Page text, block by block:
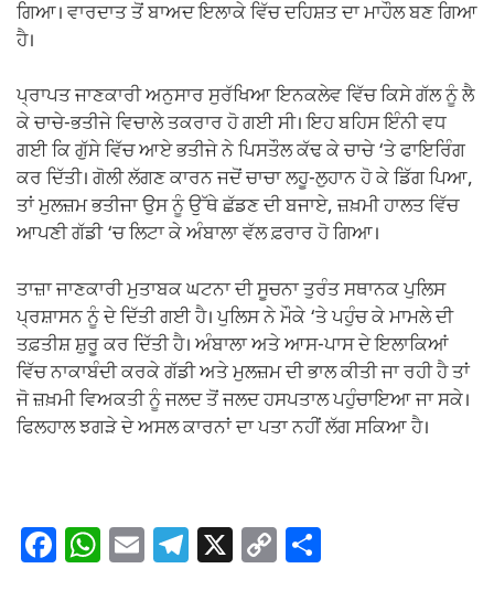
ਗਿਆ। ਵਾਰਦਾਤ ਤੋਂ ਬਾਅਦ ਇਲਾਕੇ ਵਿੱਚ ਦਹਿਸ਼ਤ ਦਾ ਮਾਹੌਲ ਬਣ ਗਿਆ
ਹੈ।
ਪ੍ਰਾਪਤ ਜਾਣਕਾਰੀ ਅਨੁਸਾਰ ਸੁਰੱਖਿਆ ਇਨਕਲੇਵ ਵਿੱਚ ਕਿਸੇ ਗੱਲ ਨੂੰ ਲੈ
ਕੇ ਚਾਚੇ-ਭਤੀਜੇ ਵਿਚਾਲੇ ਤਕਰਾਰ ਹੋ ਗਈ ਸੀ। ਇਹ ਬਹਿਸ ਇੰਨੀ ਵਧ
ਗਈ ਕਿ ਗੁੱਸੇ ਵਿੱਚ ਆਏ ਭਤੀਜੇ ਨੇ ਪਿਸਤੌਲ ਕੱਢ ਕੇ ਚਾਚੇ ‘ਤੇ ਫਾਇਰਿੰਗ
ਕਰ ਦਿੱਤੀ। ਗੋਲੀ ਲੱਗਣ ਕਾਰਨ ਜਦੋਂ ਚਾਚਾ ਲਹੂ-ਲੁਹਾਨ ਹੋ ਕੇ ਡਿੱਗ ਪਿਆ,
ਤਾਂ ਮੁਲਜ਼ਮ ਭਤੀਜਾ ਉਸ ਨੂੰ ਉੱਥੇ ਛੱਡਣ ਦੀ ਬਜਾਏ, ਜ਼ਖ਼ਮੀ ਹਾਲਤ ਵਿੱਚ
ਆਪਣੀ ਗੱਡੀ ‘ਚ ਲਿਟਾ ਕੇ ਅੰਬਾਲਾ ਵੱਲ ਫ਼ਰਾਰ ਹੋ ਗਿਆ।
ਤਾਜ਼ਾ ਜਾਣਕਾਰੀ ਮੁਤਾਬਕ ਘਟਨਾ ਦੀ ਸੂਚਨਾ ਤੁਰੰਤ ਸਥਾਨਕ ਪੁਲਿਸ
ਪ੍ਰਸ਼ਾਸਨ ਨੂੰ ਦੇ ਦਿੱਤੀ ਗਈ ਹੈ। ਪੁਲਿਸ ਨੇ ਮੌਕੇ ‘ਤੇ ਪਹੁੰਚ ਕੇ ਮਾਮਲੇ ਦੀ
ਤਫ਼ਤੀਸ਼ ਸ਼ੁਰੂ ਕਰ ਦਿੱਤੀ ਹੈ। ਅੰਬਾਲਾ ਅਤੇ ਆਸ-ਪਾਸ ਦੇ ਇਲਾਕਿਆਂ
ਵਿੱਚ ਨਾਕਾਬੰਦੀ ਕਰਕੇ ਗੱਡੀ ਅਤੇ ਮੁਲਜ਼ਮ ਦੀ ਭਾਲ ਕੀਤੀ ਜਾ ਰਹੀ ਹੈ ਤਾਂ
ਜੋ ਜ਼ਖ਼ਮੀ ਵਿਅਕਤੀ ਨੂੰ ਜਲਦ ਤੋਂ ਜਲਦ ਹਸਪਤਾਲ ਪਹੁੰਚਾਇਆ ਜਾ ਸਕੇ।
ਫਿਲਹਾਲ ਝਗੜੇ ਦੇ ਅਸਲ ਕਾਰਨਾਂ ਦਾ ਪਤਾ ਨਹੀਂ ਲੱਗ ਸਕਿਆ ਹੈ।
F W E T X C